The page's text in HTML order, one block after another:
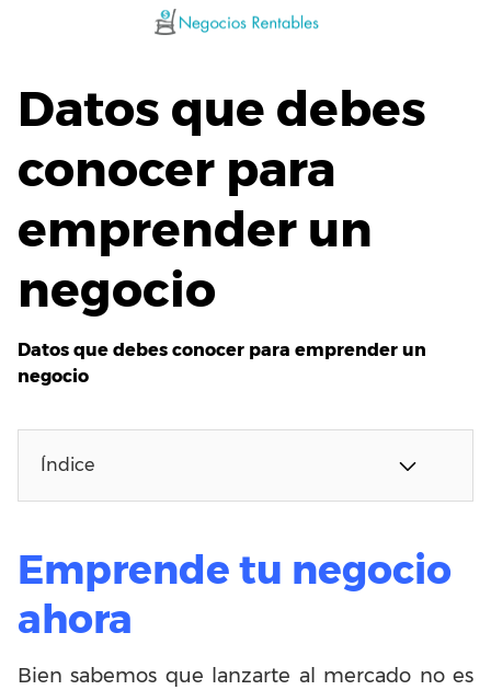
Datos que debes
conocer para
emprender un
negocio
Datos que debes conocer para emprender un
negocio
Índice
Emprende tu negocio
ahora
Bien sabemos que lanzarte al mercado no es